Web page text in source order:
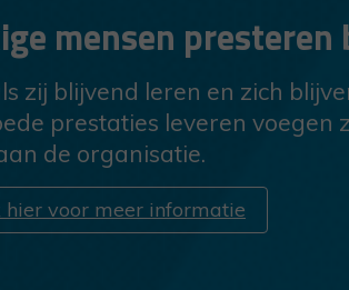
mensen presteren
zij blijvend leren en zich
prestaties leveren voegen
de organisatie.
hier voor meer informatie